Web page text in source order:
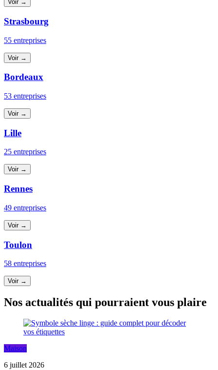
Voir →
Strasbourg
55 entreprises
Voir →
Bordeaux
53 entreprises
Voir →
Lille
25 entreprises
Voir →
Rennes
49 entreprises
Voir →
Toulon
58 entreprises
Voir →
Nos actualités qui pourraient vous plaire
Maison
6 juillet 2026